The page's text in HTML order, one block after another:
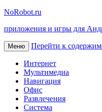
NoRobot.ru
приложения и игры для
Меню Перейти к
Интернет
Мультимедиа
Навигация
Офис
Развлечения
Система